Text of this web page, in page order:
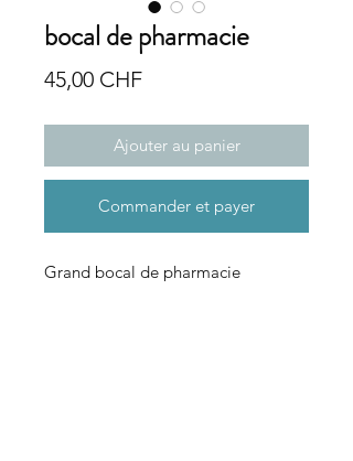
bocal de pharmacie
45,00 CHFPrix
Ajouter au panier
Commander et payer
Grand bocal de pharmacie